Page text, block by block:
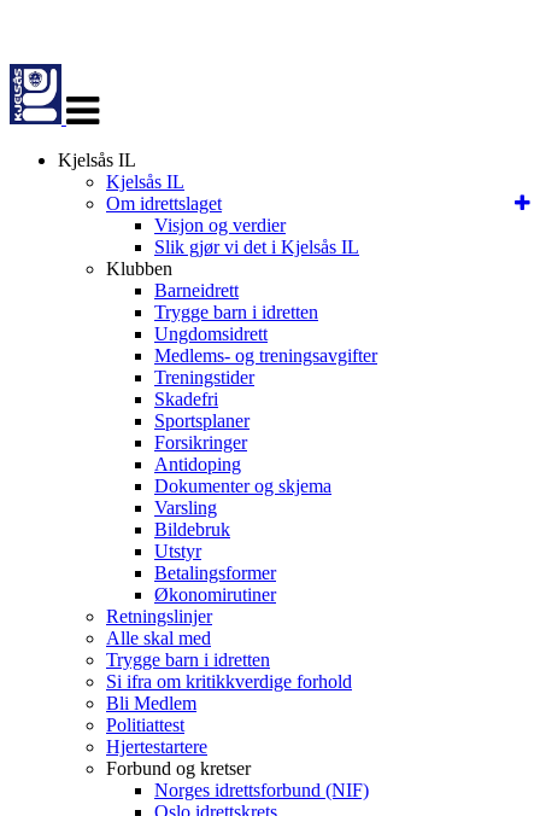
navigasjon
Kjelsås IL
Kjelsås IL
Om idrettslaget
Visjon og verdier
Slik gjør vi det i Kjelsås IL
Klubben
Barneidrett
Trygge barn i idretten
Ungdomsidrett
Medlems- og treningsavgifter
Treningstider
Skadefri
Sportsplaner
Forsikringer
Antidoping
Dokumenter og skjema
Varsling
Bildebruk
Utstyr
Betalingsformer
Økonomirutiner
Retningslinjer
Alle skal med
Trygge barn i idretten
Si ifra om kritikkverdige forhold
Bli Medlem
Politiattest
Hjertestartere
Forbund og kretser
Norges idrettsforbund (NIF)
Oslo idrettskrets